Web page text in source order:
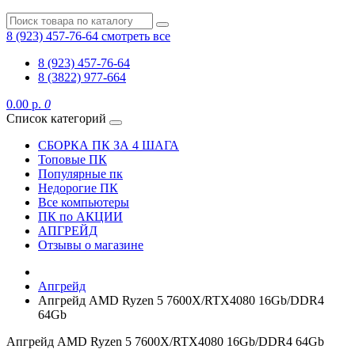
8 (923) 457-76-64 смотреть все
8 (923) 457-76-64
8 (3822) 977-664
0.00 р. 0
Список категорий
СБОРКА ПК ЗА 4 ШАГА
Топовые ПК
Популярные пк
Недорогие ПК
Все компьютеры
ПК по АКЦИИ
АПГРЕЙД
Отзывы о магазине
Апгрейд
Апгрейд AMD Ryzen 5 7600X/RTX4080 16Gb/DDR4
64Gb
Апгрейд AMD Ryzen 5 7600X/RTX4080 16Gb/DDR4 64Gb